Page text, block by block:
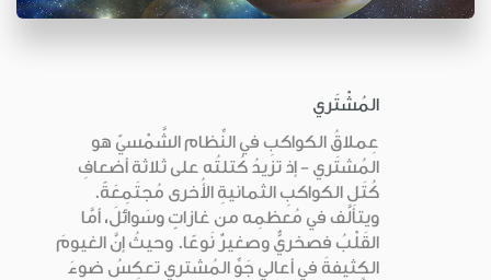
المُشْتَري
عِملاقُ الكواكبِ في النِّظام الشَّمْسيّ هو
المُشتَري - إذ تزيدُ كُتلتُه على ثلاثة أضعافِ
كُتَلِ الكواكبِ الثمانيةِ الأُخرى مُجتَمِعَةً.
ويتألَّف في مُعظمِه من غازاتٍ وسَوائلَ، أمَّا
القَلْبُ فصخريٌّ وصغيرٌ نَوعًا. وحيثُ إنَّ الغيومَ
الكثيفةَ في أعالي جَوِّ المُشتري تعكِسُ ضوءَ